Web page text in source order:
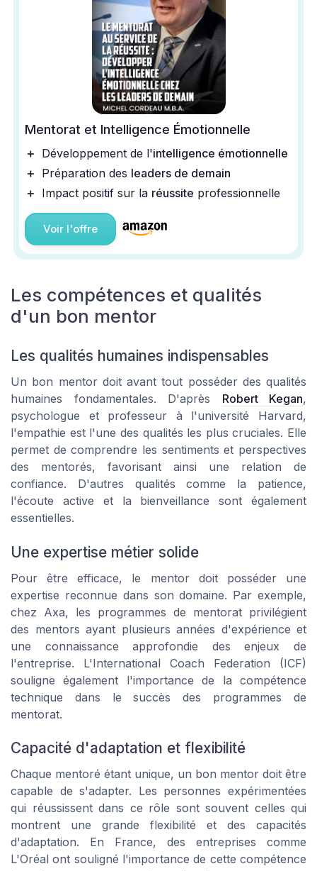
Mentorat et Intelligence Émotionnelle
＋ Développement de l'intelligence émotionnelle
＋ Préparation des leaders de demain
＋ Impact positif sur la réussite professionnelle
Voir l'offre
Les compétences et qualités
d'un bon mentor
Les qualités humaines indispensables
Un bon mentor doit avant tout posséder des qualités
humaines fondamentales. D'après Robert Kegan,
psychologue et professeur à l'université Harvard,
l'empathie est l'une des qualités les plus cruciales. Elle
permet de comprendre les sentiments et perspectives
des mentorés, favorisant ainsi une relation de
confiance. D'autres qualités comme la patience,
l'écoute active et la bienveillance sont également
essentielles.
Une expertise métier solide
Pour être efficace, le mentor doit posséder une
expertise reconnue dans son domaine. Par exemple,
chez Axa, les programmes de mentorat privilégient
des mentors ayant plusieurs années d'expérience et
une connaissance approfondie des enjeux de
l'entreprise. L'International Coach Federation (ICF)
souligne également l'importance de la compétence
technique dans le succès des programmes de
mentorat.
Capacité d'adaptation et flexibilité
Chaque mentoré étant unique, un bon mentor doit être
capable de s'adapter. Les personnes expérimentées
qui réussissent dans ce rôle sont souvent celles qui
montrent une grande flexibilité et des capacités
d'adaptation. En France, des entreprises comme
L'Oréal ont souligné l'importance de cette compétence